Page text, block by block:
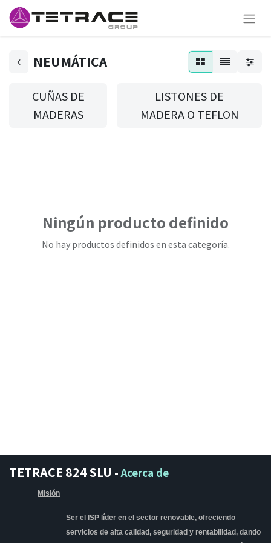
NEUMÁTICA
CUÑAS DE
MADERAS
LISTONES DE
MADERA O TEFLON
Ningún producto definido
No hay productos definidos en esta categoría.
TETRACE 824 SLU -Acerca de
Misión
Ser el ISP líder en el sector renovable, ofreciendo
servicios de alta calidad, seguridad y rentabilidad, dando